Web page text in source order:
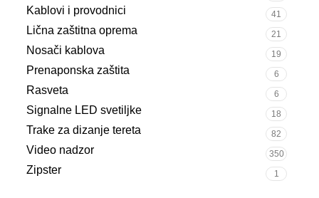
Kablovi i provodnici 41
Lična zaštitna oprema 21
Nosači kablova 19
Prenaponska zaštita 6
Rasveta 6
Signalne LED svetiljke 18
Trake za dizanje tereta 82
Video nadzor 350
Zipster 1